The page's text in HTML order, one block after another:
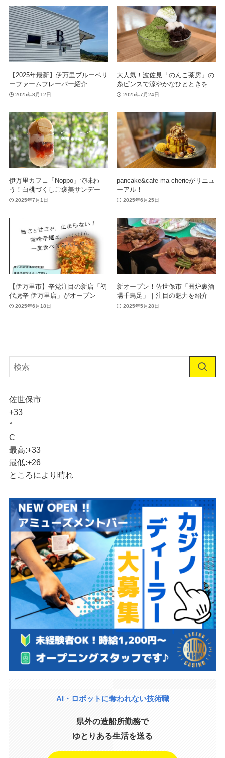
【2025年最新】伊万里ブルーベリ
ーファームフレーバー紹介
2025年8月12日
大人気！波佐見「のんこ茶房」の
糸ピンスで涼やかなひとときを
2025年7月24日
伊万里カフェ「Noppo」で味わ
う！白桃づくしご褒美サンデー
2025年7月1日
pancake&cafe ma cherieがリニュ
ーアル！
2025年6月25日
【伊万里市】辛党注目の新店「初
代虎辛 伊万里店」がオープン
2025年6月18日
新オープン！佐世保市「囲炉裏酒
場千鳥足」｜注目の魅力を紹介
2025年5月28日
佐世保市
+33
°
C
最高:+33
最低:+26
ところにより晴れ
AI・ロボットに奪われない技術職
県外の造船所勤務で
ゆとりある生活を送る